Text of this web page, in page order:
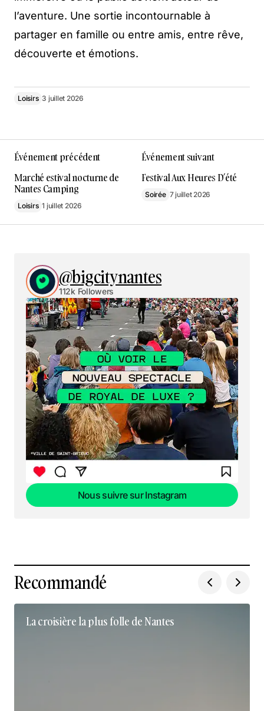
l’aventure. Une sortie incontournable à
partager en famille ou entre amis, entre rêve,
découverte et émotions.
Loisirs 3 juillet 2026
Événement précédent
Marché estival nocturne de
Nantes Camping
Loisirs 1 juillet 2026
Événement suivant
Festival Aux Heures D’été
Soirée 7 juillet 2026
@bigcitynantes
112k Followers
Nous suivre sur Instagram
Recommandé
La croisière la plus folle de Nantes